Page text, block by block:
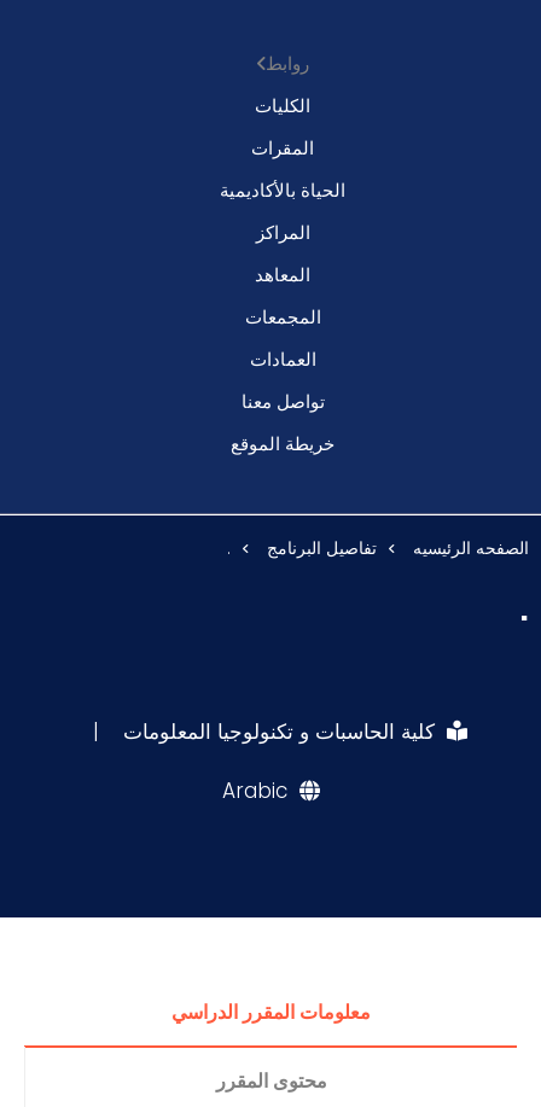
روابط
الكليات
المقرات
الحياة بالأكاديمية
المراكز
المعاهد
المجمعات
العمادات
تواصل معنا
خريطة الموقع
الصفحه الرئيسيه تفاصيل البرنامج .
.
كلية الحاسبات و تكنولوجيا المعلومات |
Arabic
معلومات المقرر الدراسي
محتوى المقرر